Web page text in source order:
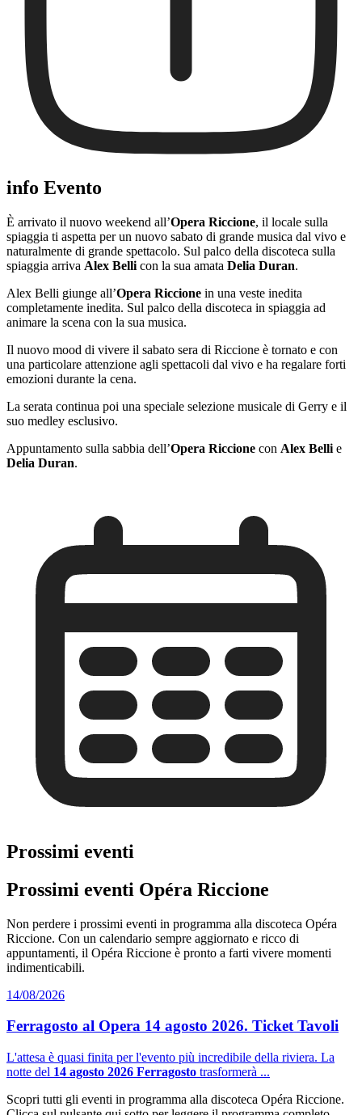
info Evento
È arrivato il nuovo weekend all’Opera Riccione, il locale sulla
spiaggia ti aspetta per un nuovo sabato di grande musica dal vivo e
naturalmente di grande spettacolo. Sul palco della discoteca sulla
spiaggia arriva Alex Belli con la sua amata Delia Duran.
Alex Belli giunge all’Opera Riccione in una veste inedita
completamente inedita. Sul palco della discoteca in spiaggia ad
animare la scena con la sua musica.
Il nuovo mood di vivere il sabato sera di Riccione è tornato e con
una particolare attenzione agli spettacoli dal vivo e ha regalare forti
emozioni durante la cena.
La serata continua poi una speciale selezione musicale di Gerry e il
suo medley esclusivo.
Appuntamento sulla sabbia dell’Opera Riccione con Alex Belli e
Delia Duran.
Prossimi eventi
Prossimi eventi Opéra Riccione
Non perdere i prossimi eventi in programma alla discoteca Opéra
Riccione. Con un calendario sempre aggiornato e ricco di
appuntamenti, il Opéra Riccione è pronto a farti vivere momenti
indimenticabili.
14/08/2026
Ferragosto al Opera 14 agosto 2026. Ticket Tavoli
L'attesa è quasi finita per l'evento più incredibile della riviera. La
notte del 14 agosto 2026 Ferragosto trasformerà ...
Scopri tutti gli eventi in programma alla discoteca Opéra Riccione.